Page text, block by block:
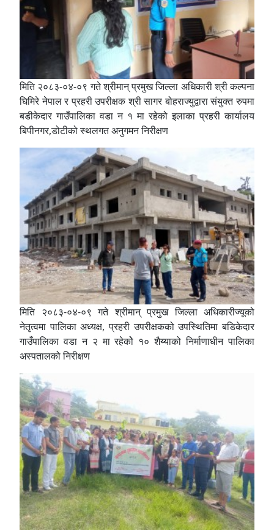
मिति २०८३-०४-०९ गते श्रीमान् प्रमुख जिल्ला अधिकारी श्री कल्पना
घिमिरे नेपाल र प्रहरी उपरीक्षक श्री सागर बोहराज्युद्वारा संयुक्त रुपमा
बडीकेदार गाउँपालिका वडा न १ मा रहेको इलाका प्रहरी कार्यालय
बिपीनगर,डोटीको स्थलगत अनुगमन निरीक्षण
मिति २०८३-०४-०९ गते श्रीमान् प्रमुख जिल्ला अधिकारीज्यूको
नेतृत्वमा पालिका अध्यक्ष, प्रहरी उपरीक्षकको उपस्थितिमा बडिकेदार
गाउँपालिका वडा न २ मा रहेकोे १० शैय्याको निर्माणाधीन पालिका
अस्पतालको निरीक्षण